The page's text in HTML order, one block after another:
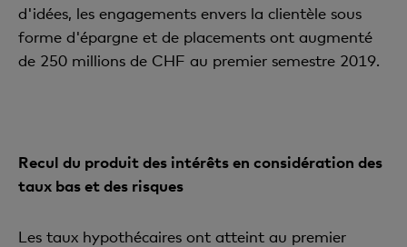
d'idées, les engagements envers la clientèle sous
forme d'épargne et de placements ont augmenté
de 250 millions de CHF au premier semestre 2019.
Recul du produit des intérêts en considération des
taux bas et des risques
Les taux hypothécaires ont atteint au premier